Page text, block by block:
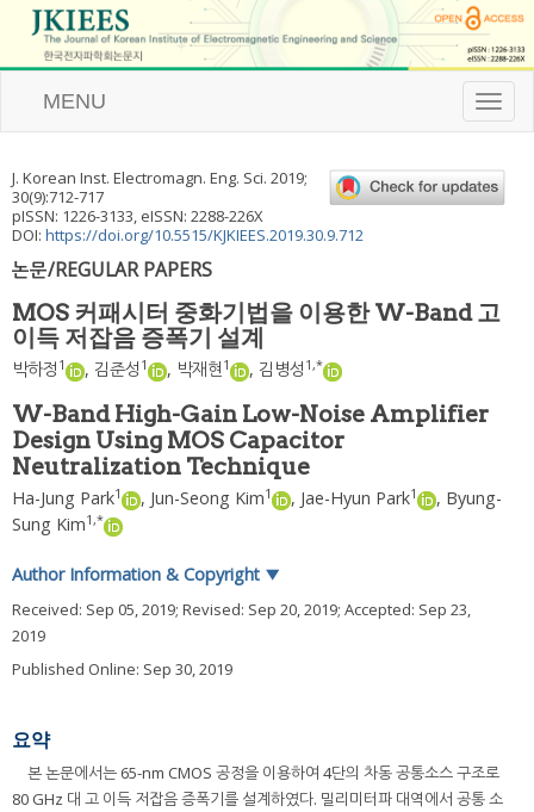
T
o
l
e
g
MENU
J. Korean Inst. Electromagn. Eng. Sci. 2019;
30(9):712-717
pISSN: 1226-3133, eISSN: 2288-226X
DOI: https://doi.org/10.5515/KJKIEES.2019.30.9.712
논문/REGULAR PAPERS
MOS 커패시터 중화기법을 이용한 W-Band 고
이득 저잡음 증폭기 설계
박하정 1 , 김준성 1 , 박재현 1 , 김병성 1,*
W-Band High-Gain Low-Noise Amplifier
Design Using MOS Capacitor
Neutralization Technique
Ha-Jung Park1 , Jun-Seong Kim1 , Jae-Hyun Park1 , Byung-
Sung Kim1,*
Author Information & Copyright ▼
Received: Sep 05, 2019; Revised: Sep 20, 2019; Accepted: Sep 23,
2019
Published Online: Sep 30, 2019
요약
본 논문에서는 65-nm CMOS 공정을 이용하여 4단의 차동 공통소스 구조로
80 GHz 대 고 이득 저잡음 증폭기를 설계하였다. 밀리미터파 대역에서 공통 소